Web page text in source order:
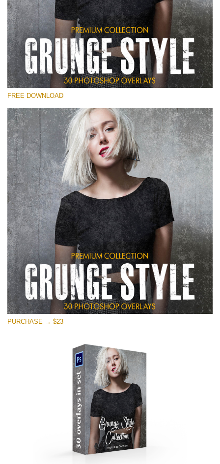
कृपया चुने
Free Photoshop Overlay
Small 800*533px
Grunge Style
(30 Overlays)
Entire Collection
(1783 Overlays)
Large 6000*4000px
मुफ्त डाउनलोड
FREE DOWNLOAD
PURCHASE → $23